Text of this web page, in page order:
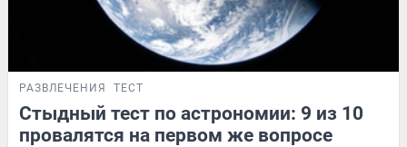
РАЗВЛЕЧЕНИЯ ТЕСТ
Стыдный тест по астрономии: 9 из 10
провалятся на первом же вопросе